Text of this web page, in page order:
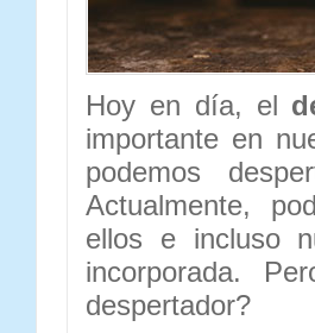
Hoy en día, el
importante en
podemos
Actualmente,
ellos e incluso
incorporada.
despertador?